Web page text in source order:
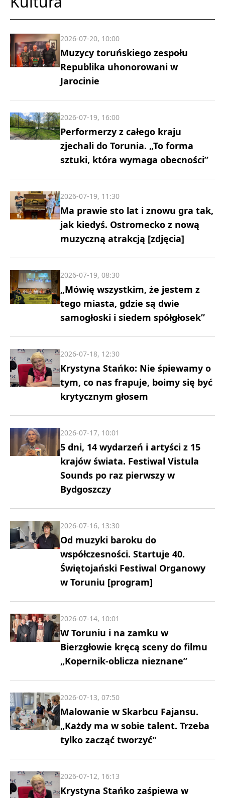
Muzycy toruńskiego zespołu
Republika uhonorowani w
Jarocinie
2026-07-20, 10:00
Performerzy z całego kraju
zjechali do Torunia. „To forma
sztuki, która wymaga obecności”
2026-07-19, 16:00
Ma prawie sto lat i znowu gra tak,
jak kiedyś. Ostromecko z nową
muzyczną atrakcją [zdjęcia]
2026-07-19, 11:30
„Mówię wszystkim, że jestem z
tego miasta, gdzie są dwie
samogłoski i siedem spółgłosek”
2026-07-19, 08:30
Krystyna Stańko: Nie śpiewamy o
tym, co nas frapuje, boimy się być
krytycznym głosem
2026-07-18, 12:30
5 dni, 14 wydarzeń i artyści z 15
krajów świata. Festiwal Vistula
Sounds po raz pierwszy w
Bydgoszczy
2026-07-17, 10:01
Od muzyki baroku do
współczesności. Startuje 40.
Świętojański Festiwal Organowy
w Toruniu [program]
2026-07-16, 13:30
W Toruniu i na zamku w
Bierzgłowie kręcą sceny do filmu
„Kopernik-oblicza nieznane”
2026-07-14, 10:01
Malowanie w Skarbcu Fajansu.
„Każdy ma w sobie talent. Trzeba
tylko zacząć tworzyć"
2026-07-13, 07:50
Krystyna Stańko zaśpiewa w
2026-07-12, 16:13